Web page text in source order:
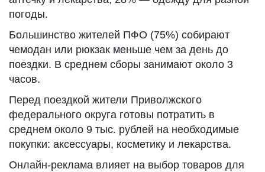
погоды.
Большинство жителей ПФО (75%) собирают
чемодан или рюкзак меньше чем за день до
поездки. В среднем сборы занимают около 3
часов.
Перед поездкой жители Приволжского
федерального округа готовы потратить в
среднем около 9 тыс. рублей на необходимые
покупки: аксессуары, косметику и лекарства.
Онлайн-реклама влияет на выбор товаров для